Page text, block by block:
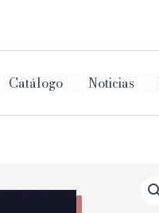
Catálogo Noticias